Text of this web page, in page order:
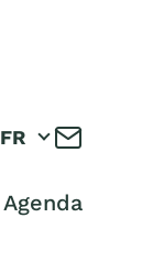
FR
Agenda